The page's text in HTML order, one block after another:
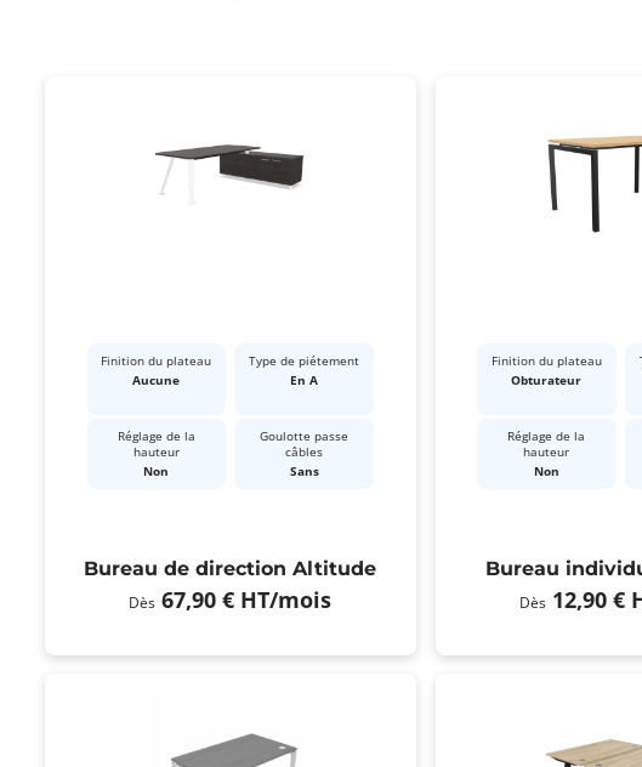
Finition du plateau
Aucune
Type de piétement
En A
Réglage de la
hauteur
Non
Goulotte passe
câbles
Sans
Bureau de direction Altitude
Dès 67,90 € HT/mois
Finition du plateau
Obturateur
Réglage de la
hauteur
Non
Bureau
Dès 12,90 €